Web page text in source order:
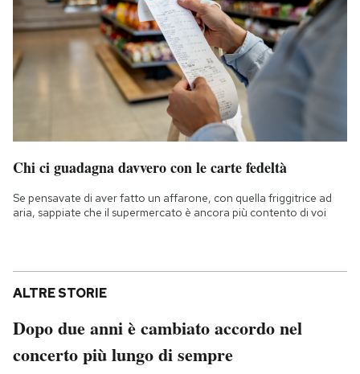
Chi ci guadagna davvero con le carte fedeltà
Se pensavate di aver fatto un affarone, con quella friggitrice ad
aria, sappiate che il supermercato è ancora più contento di voi
ALTRE STORIE
Dopo due anni è cambiato accordo nel
concerto più lungo di sempre